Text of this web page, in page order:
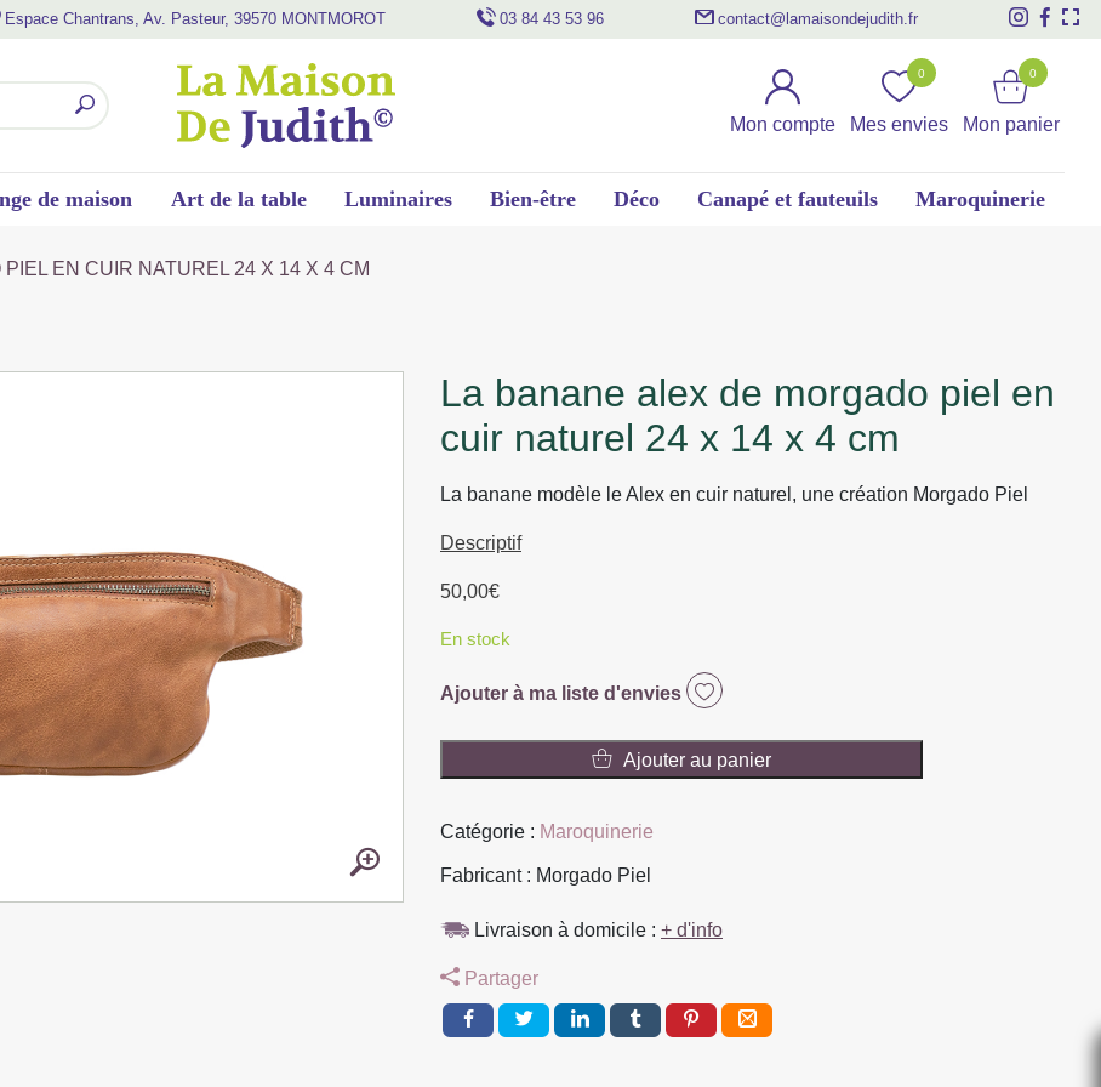
Espace Chantrans, Av. Pasteur, 39570 MONTMOROT 03 84 43 53 96 contact@lamaisondejudith.fr
Mon compte Mes envies
0
Mon panier
0
de maison Art de la table Luminaires Bien-être Déco Canapé et fauteuils Maroquinerie
EN CUIR NATUREL 24 X 14 X 4 CM
la banane alex de morgado piel en
cuir naturel 24 x 14 x 4 cm
La banane modèle le Alex en cuir naturel, une création Morgado Piel
Descriptif
50,00€
En stock
Ajouter à ma liste d'envies
de
BANANE
ALEX
MORGADO
EN
CUIR
NATUREL
Ajouter au panier
Catégorie : Maroquinerie
Fabricant : Morgado Piel
Livraison à domicile : + d'info
Partager